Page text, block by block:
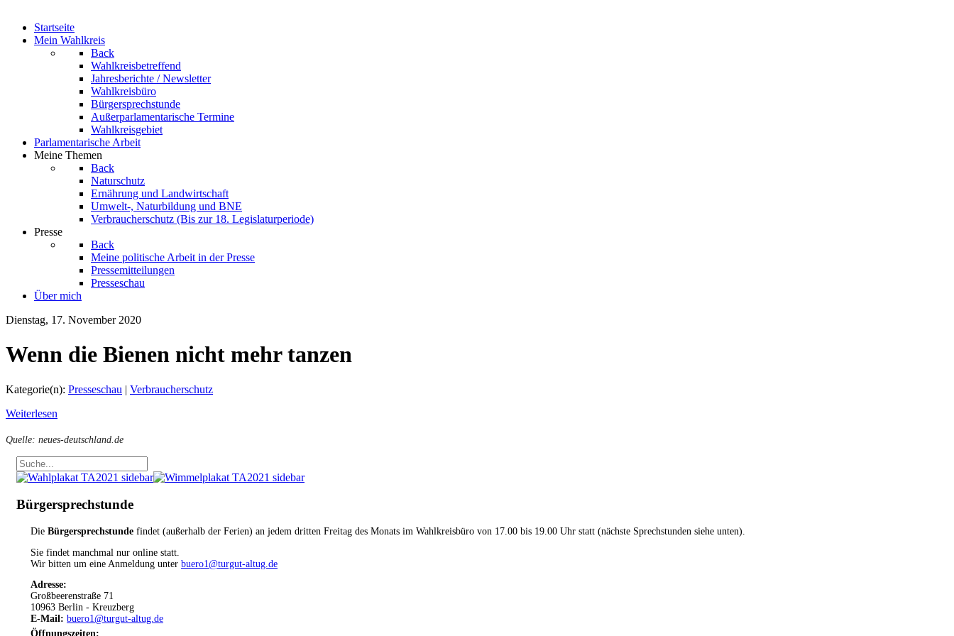
Startseite
Mein Wahlkreis
Back
Wahlkreisbetreffend
Jahresberichte / Newsletter
Wahlkreisbüro
Bürgersprechstunde
Außerparlamentarische Termine
Wahlkreisgebiet
Parlamentarische Arbeit
Meine Themen
Back
Naturschutz
Ernährung und Landwirtschaft
Umwelt-, Naturbildung und BNE
Verbraucherschutz (Bis zur 18. Legislaturperiode)
Presse
Back
Meine politische Arbeit in der Presse
Pressemitteilungen
Presseschau
Über mich
Dienstag, 17. November 2020
Wenn die Bienen nicht mehr tanzen
Kategorie(n): Presseschau | Verbraucherschutz
Weiterlesen
Quelle: neues-deutschland.de
Bürgersprechstunde
Die Bürgersprechstunde findet (außerhalb der Ferien) an jedem dritten Freitag des Monats im Wahlkreisbüro von 17.00 bis 19.00 Uhr statt (nächste Sprechstunden siehe unten).
Sie findet manchmal nur online statt.
Wir bitten um eine Anmeldung unter buero1@turgut-altug.de
Adresse:
Großbeerenstraße 71
10963 Berlin - Kreuzberg
E-Mail: buero1@turgut-altug.de
Öffnungszeiten: